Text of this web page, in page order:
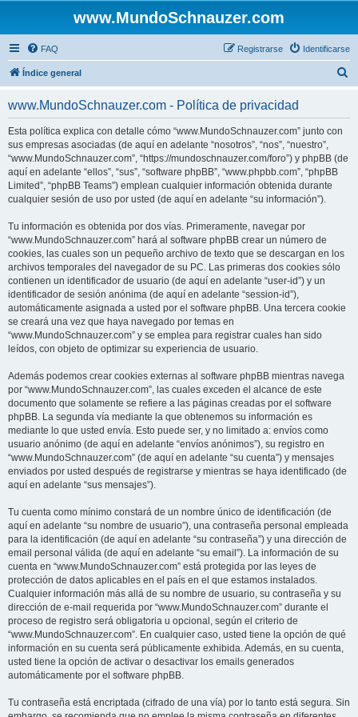
www.MundoSchnauzer.com
FAQ Identificarse
Registrarse
Índice general
www.MundoSchnauzer.com - Política de privacidad
Esta política explica con detalle cómo “www.MundoSchnauzer.com” junto con
sus empresas asociadas (de aquí en adelante “nosotros”, “nos”, “nuestro”,
“www.MundoSchnauzer.com”, “https://mundoschnauzer.com/foro”) y phpBB (de
aquí en adelante “ellos”, “sus”, “software phpBB”, “www.phpbb.com”, “phpBB
Limited”, “phpBB Teams”) emplean cualquier información obtenida durante
cualquier sesión de uso por usted (de aquí en adelante “su información”).
Tu información es obtenida por dos vías. Primeramente, navegar por
“www.MundoSchnauzer.com” hará al software phpBB crear un número de
cookies, las cuales son un pequeño archivo de texto que se descargan en los
archivos temporales del navegador de su PC. Las primeras dos cookies sólo
contienen un identificador de usuario (de aquí en adelante “user-id”) y un
identificador de sesión anónima (de aquí en adelante “session-id”),
automáticamente asignada a usted por el software phpBB. Una tercera cookie
se creará una vez que haya navegado por temas en
“www.MundoSchnauzer.com” y se emplea para registrar cuales han sido
leídos, con objeto de optimizar su experiencia de usuario.
Además podemos crear cookies externas al software phpBB mientras navega
por “www.MundoSchnauzer.com”, las cuales exceden el alcance de este
documento que solamente se refiere a las páginas creadas por el software
phpBB. La segunda vía mediante la que obtenemos su información es
mediante lo que usted envía. Esto puede ser, y no limitado a: envíos como
usuario anónimo (de aquí en adelante “envíos anónimos”), su registro en
“www.MundoSchnauzer.com” (de aquí en adelante “su cuenta”) y mensajes
enviados por usted después de registrarse y mientras se haya identificado (de
aquí en adelante “sus mensajes”).
Tu cuenta como mínimo constará de un nombre único de identificación (de
aquí en adelante “su nombre de usuario”), una contraseña personal empleada
para la identificación (de aquí en adelante “su contraseña”) y una dirección de
email personal válida (de aquí en adelante “su email”). La información de su
cuenta en “www.MundoSchnauzer.com” está protegida por las leyes de
protección de datos aplicables en el país en el que estamos instalados.
Cualquier información más allá de su nombre de usuario, su contraseña y su
dirección de e-mail requerida por “www.MundoSchnauzer.com” durante el
proceso de registro será obligatoria u opcional, según el criterio de
“www.MundoSchnauzer.com”. En cualquier caso, usted tiene la opción de qué
información en su cuenta será públicamente exhibida. Además, en su cuenta,
usted tiene la opción de activar o desactivar los emails generados
automáticamente por el software phpBB.
Tu contraseña está encriptada (cifrado de una vía) por lo tanto está segura. Sin